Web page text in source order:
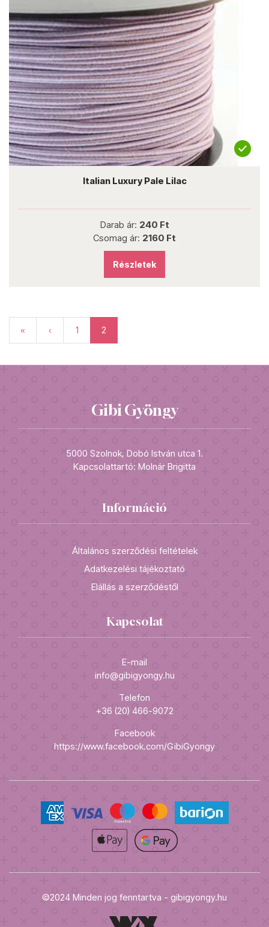
Italian Luxury Pale Lilac
Darab ár: 240 Ft
Csomag ár: 2160 Ft
Részletek
« ‹ 1 2
Gibi Gyöngy
5000 Szolnok, Dobó István utca 1.
Kapcsolattartó: Molnár Brigitta
Információ
Általános szerződési feltételek
Adatkezelési tájékoztató
Elállás a szerződéstől
Kapcsolat
E-mail
info@gibigyongy.hu
Telefon
+36 (20) 466-9072
Facebook
https://www.facebook.com/GibiGyongy
©2024 Minden jog fenntartva - gibigyongy.hu